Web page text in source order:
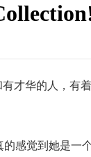
华的人，有
感觉到她是一